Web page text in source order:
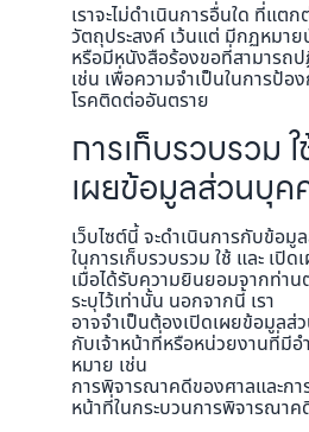
เราจะไม่ดำเนินการอื่นใด ที่แตก
วัตถุประสงค์ เว้นแต่ มีกฏหมา
หรือมีหนังสือร้องขอที่สามารถ
เช่น เพื่อความจำเป็นในการป้
โรคติดต่ออันตราย
การเก็บรวบรวม
เผยข้อมูลส่วนบุค
เว็บไซต์นี้ จะดำเนินการกับข้อ
ในการเก็บรวบรวม ใช้ และ เปิ
เมื่อได้รับความยินยอมจากท่า
ระบุไว้เท่านั้น นอกจากนี้ เรา
อาจจำเป็นต้องเปิดเผยข้อมูลส่
กับเจ้าหน้าที่หรือหน่วยงานที่มี
หมาย เช่น
การพิจารณาคดีของศาลและกา
หน้าที่ในกระบวนการพิจารณาค